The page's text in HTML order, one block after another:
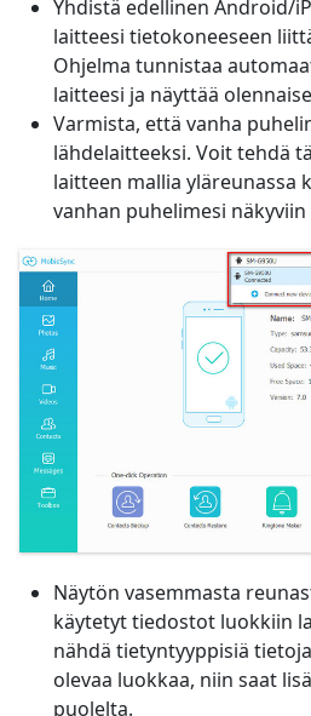
Yhdistä edellinen Android/
laitteesi tietokoneeseen
Ohjelma tunnistaa
laitteesi ja näyttää
Varmista, että vanha
lähdelaitteeksi. Voit tehdä
laitteen mallia yläreunassa
vanhan puhelimesi
Näytön vasemmasta
käytetyt tiedostot luokkiin
nähdä tietyntyyppisiä
olevaa luokkaa, niin saat
puolelta.